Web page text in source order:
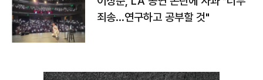
죄송…연구하고 공부할 것"